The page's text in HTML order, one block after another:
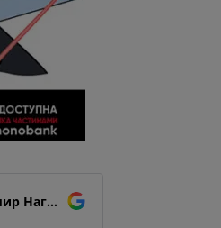
Володимир Нагорний